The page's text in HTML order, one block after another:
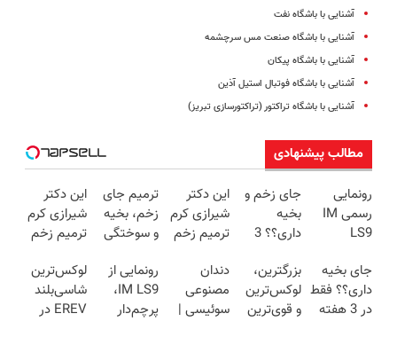
آشنایی با باشگاه نفت
آشنایی با باشگاه صنعت مس سرچشمه
آشنایی با باشگاه پیکان
آشنایی با باشگاه فوتبال استیل ‌آذین
آشنایی با باشگاه تراکتور (تراکتورسازی تبریز)
مطالب پیشنهادی
رونمایی
رسمی IM
LS9
EREV در
ایران
جای زخم و
بخیه
داری؟؟ 3
محوش کن!
این دکتر
شیرازی کرم
ترمیم زخم
ساخت!!!
ترمیم جای
زخم، بخیه
و سوختگی
هفته!!😍
این دکتر
شیرازی کرم
ترمیم زخم
ساخت!!!
جای بخیه
داری؟؟ فقط
در 3 هفته
بزرگترین،
لوکس‌ترین
و قوی‌ترین
دندان
مصنوعی
سوئیسی |
رونمایی از
IM LS9،
پرچم‌دار
لوکس‌ترین
شاسی‌بلند
EREV در